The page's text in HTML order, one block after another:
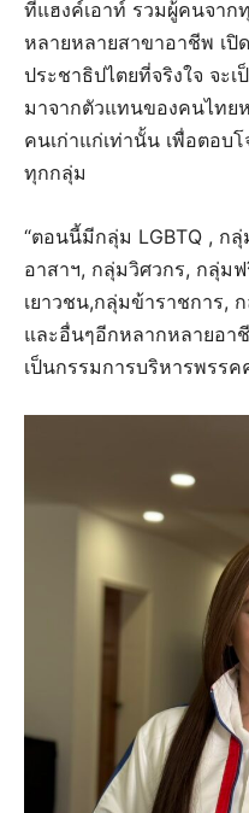
ที่แฮงค์เอาท์ รวมผู้คนจาก
หลายหลายสาขาอาชีพ เปิ
ประชาธิปไตยที่จริงใจ จะ
มาจากตัวแทนของคนไทย
คนเก่าแก่เท่านั้น เพื่อตอบ
ทุกกลุ่ม
“ตอนนี้มีกลุ่ม LGBTQ , ก
อาสาฯ, กลุ่มวิศวกร, กลุ่ม
เยาวชน,กลุ่มข้าราชการ,
และอื่นๆอีกหลากหลายอา
เป็นกรรมการบริหารพรรค